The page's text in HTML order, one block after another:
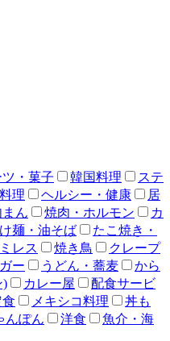
ツ・菓子 韓国料理
ステ
理 ヘルシー・健康
居
ん 焼肉・ホルモン
カ
麺・油そば
たこ焼き・
レス 焼き鳥
クレープ
ー
うどん・蕎麦
から
) カレー屋
配食サービ
メキシコ料理
丼も
んぽん 洋食
魚介・海